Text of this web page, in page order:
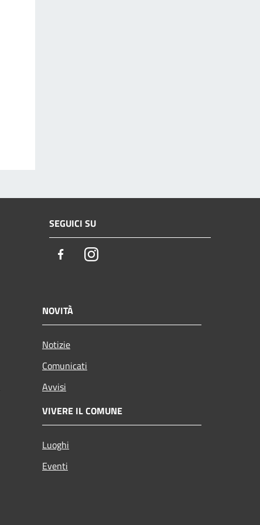
SEGUICI SU
FacebookInstagram
NOVITÀ
Notizie
Comunicati
Avvisi
VIVERE IL COMUNE
Luoghi
Eventi